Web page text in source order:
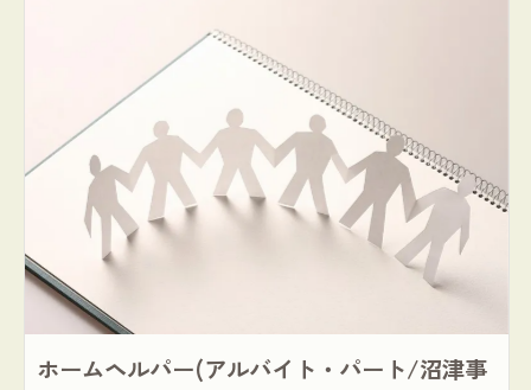
ホームヘルパー(アルバイト・パート/沼津事